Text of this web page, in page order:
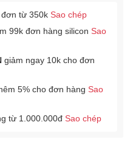
từ 350k Sao chép
99k đơn hàng silicon Sao
giảm ngay 10k cho đơn
5% cho đơn hàng Sao
từ 1.000.000đ Sao chép